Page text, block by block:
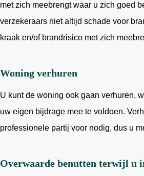
met zich meebrengt waar u zich goed
verzekeraars niet altijd schade voor
kraak en/of brandrisico met zich
Woning verhuren
U kunt de woning ook gaan verhuren,
uw eigen bijdrage mee te voldoen.
professionele partij voor nodig, dus u
Overwaarde benutten terwijl u